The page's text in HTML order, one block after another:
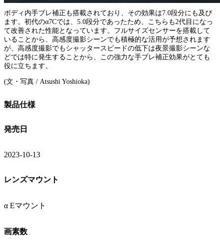
ボディ内手ブレ補正も搭載されており、その効果は7.0段分にも及び
ます。初代のα7Cでは、5.0段分であったため、こちらも2代目になっ
て改善された性能となっています。フルサイズセンサーを搭載して
いることから、高感度撮影シーンでも積極的な活用が予想されます
が、高感度撮影でもシャッタースピードの低下は夜景撮影シーンな
どでは特に発生することから、この強力な手ブレ補正効果がとても
役に立ちます。
(文・写真 / Atsushi Yoshioka)
製品仕様
発売日
2023-10-13
レンズマウント
α Eマウント
画素数